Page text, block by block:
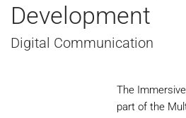
Development
Digital Communication
The
part of the